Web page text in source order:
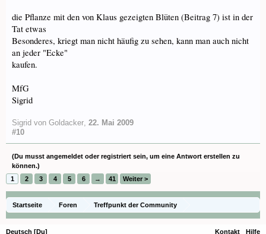
die Pflanze mit den von Klaus gezeigten Blüten (Beitrag 7) ist in der
Tat etwas
Besonderes, kriegt man nicht häufig zu sehen, kann man auch nicht
an jeder "Ecke"
kaufen.
MfG
Sigrid
Sigrid von Goldacker, 22. Mai 2009
#10
(Du musst angemeldet oder registriert sein, um eine Antwort erstellen zu
können.)
1
2 3 4 5 6 → 41 Weiter >
Startseite Foren
Treffpunkt der Community
Orchideenfotos (Naturformen)
Deutsch [Du] Kontakt Hilfe